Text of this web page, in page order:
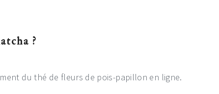
?
du thé de fleurs de pois-papillon en ligne.